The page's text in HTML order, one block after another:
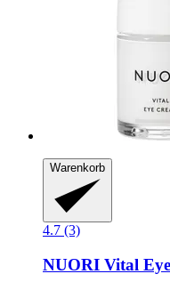
Warenkorb
4.7 (3)
NUORI Vital